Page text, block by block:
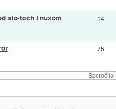
Sporočila
slo-tech linuxom 14
75